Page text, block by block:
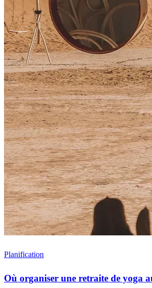
Planification
Où organiser une retraite de yoga